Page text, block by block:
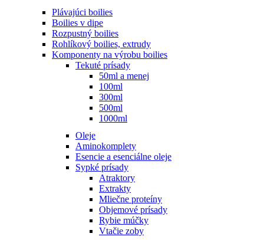
Plávajúci boilies
Boilies v dipe
Rozpustný boilies
Rohlíkový boilies, extrudy
Komponenty na výrobu boilies
Tekuté prísady
50ml a menej
100ml
300ml
500ml
1000ml
Oleje
Aminokomplety
Esencie a esenciálne oleje
Sypké prísady
Atraktory
Extrakty
Mliečne proteíny
Objemové prísady
Rybie múčky
Vtačie zoby